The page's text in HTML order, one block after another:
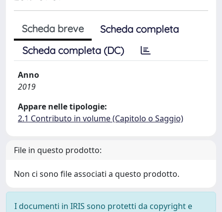
Scheda breve
Scheda completa
Scheda completa (DC)
Anno
2019
Appare nelle tipologie:
2.1 Contributo in volume (Capitolo o Saggio)
File in questo prodotto:
Non ci sono file associati a questo prodotto.
I documenti in IRIS sono protetti da copyright e